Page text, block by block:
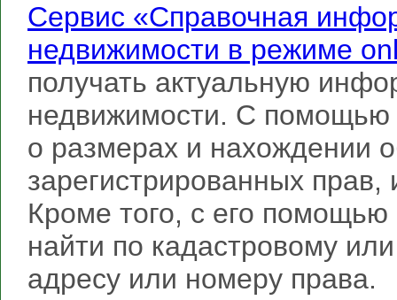
Сервис «Справочная
недвижимости в режиме
получать актуальную
недвижимости. С помощью
о размерах и нахождении
зарегистрированных
Кроме того, с его
найти по кадастровому
адресу или номеру права.